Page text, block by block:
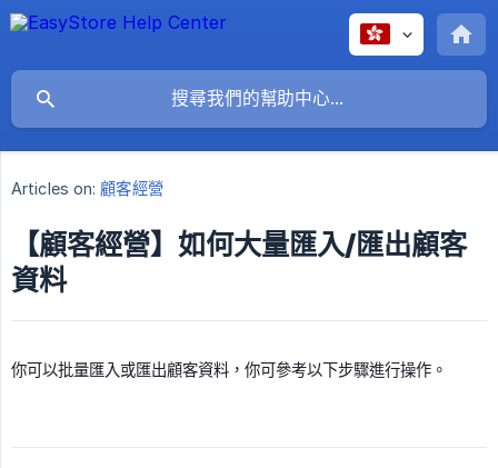
Articles on: 顧客經營
【顧客經營】如何大量匯入/匯出顧客
資料
你可以批量匯入或匯出顧客資料，你可參考以下步驟進行操作。